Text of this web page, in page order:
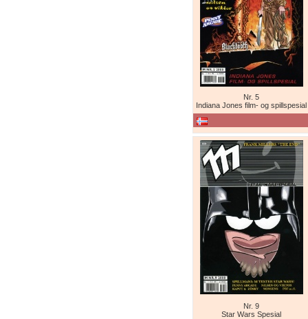
Nr. 5
Indiana Jones film- og spillspesial
Nr. 9
Star Wars Spesial